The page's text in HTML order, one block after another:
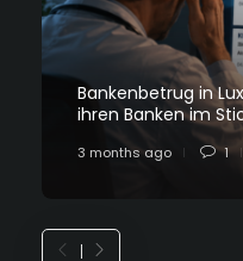
Bankenbetrug in
ihren Banken im
3 months ago 1